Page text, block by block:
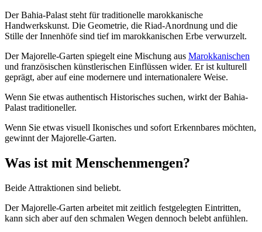
Der Bahia-Palast steht für traditionelle marokkanische
Handwerkskunst. Die Geometrie, die Riad-Anordnung und die
Stille der Innenhöfe sind tief im marokkanischen Erbe verwurzelt.
Der Majorelle-Garten spiegelt eine Mischung aus Marokkanischen
und französischen künstlerischen Einflüssen wider. Er ist kulturell
geprägt, aber auf eine modernere und internationalere Weise.
Wenn Sie etwas authentisch Historisches suchen, wirkt der Bahia-
Palast traditioneller.
Wenn Sie etwas visuell Ikonisches und sofort Erkennbares möchten,
gewinnt der Majorelle-Garten.
Was ist mit Menschenmengen?
Beide Attraktionen sind beliebt.
Der Majorelle-Garten arbeitet mit zeitlich festgelegten Eintritten,
kann sich aber auf den schmalen Wegen dennoch belebt anfühlen.